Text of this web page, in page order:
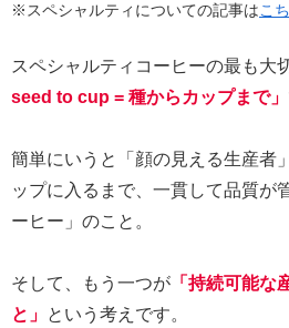
※スペシャルティについての記事はこ
スペシャルティコーヒーの最も大
seed to cup = 種からカップまで」
簡単にいうと「顔の見える生産者
ップに入るまで、一貫して品質が
ーヒー」のこと。
そして、もう一つが 「持続可能な
と」 という考えです。